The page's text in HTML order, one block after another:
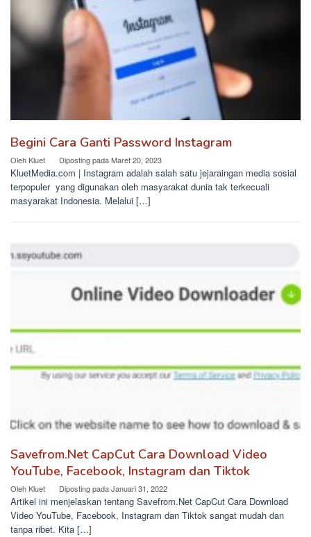
Begini Cara Ganti Password Instagram
Oleh Kluet Diposting padaMaret 20, 2023
KluetMedia.com | Instagram adalah salah satu jejaraingan media sosial
terpopuler yang digunakan oleh masyarakat dunia tak terkecuali
masyarakat Indonesia. Melalui […]
Savefrom.Net CapCut Cara Download Video
YouTube, Facebook, Instagram dan Tiktok
Oleh Kluet Diposting padaJanuari 31, 2022
Artikel ini menjelaskan tentang Savefrom.Net CapCut Cara Download
Video YouTube, Facebook, Instagram dan Tiktok sangat mudah dan
tanpa ribet. Kita […]